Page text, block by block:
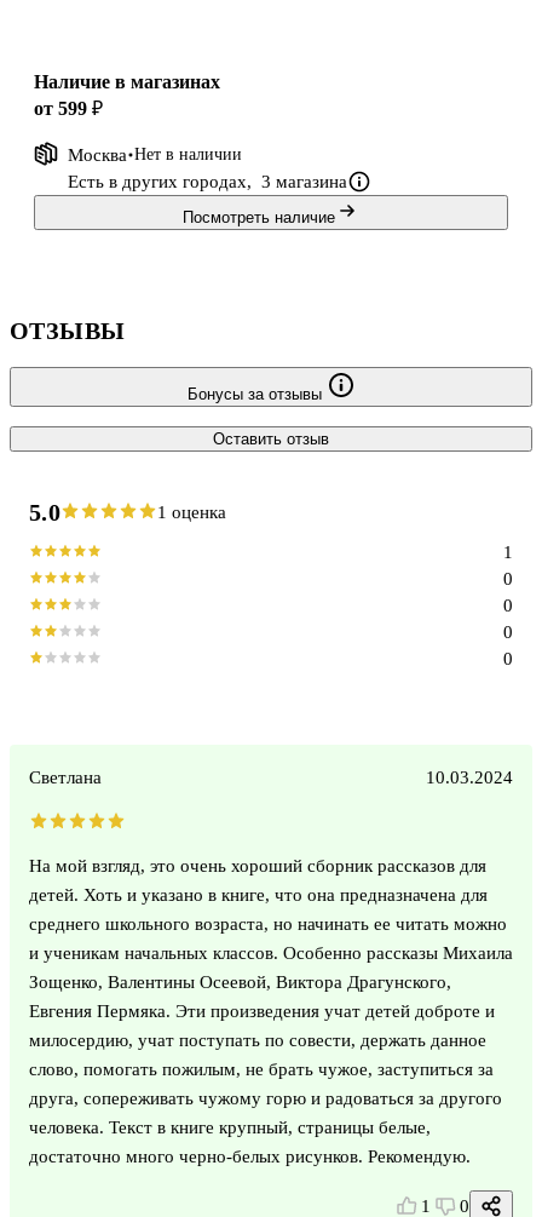
Наличие в магазинах
от 599 ₽
Москва Нет в наличии
Есть в других городах, 3 магазина
Посмотреть наличие
ОТЗЫВЫ
Бонусы за отзывы
Оставить отзыв
5.0 1 оценка
0
0
0
0
1
Светлана 10.03.2024
На мой взгляд, это очень хороший сборник рассказов для
детей. Хоть и указано в книге, что она предназначена для
среднего школьного возраста, но начинать ее читать можно
и ученикам начальных классов. Особенно рассказы Михаила
Зощенко, Валентины Осеевой, Виктора Драгунского,
Евгения Пермяка. Эти произведения учат детей доброте и
милосердию, учат поступать по совести, держать данное
слово, помогать пожилым, не брать чужое, заступиться за
друга, сопереживать чужому горю и радоваться за другого
человека. Текст в книге крупный, страницы белые,
достаточно много черно-белых рисунков. Рекомендую.
1 0